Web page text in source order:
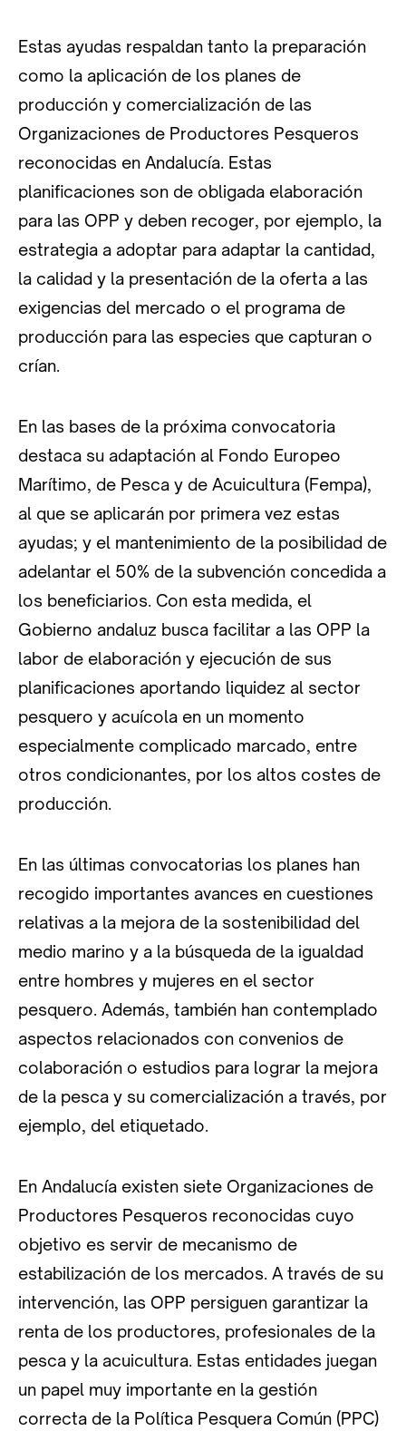
Estas ayudas respaldan tanto la preparación
como la aplicación de los planes de
producción y comercialización de las
Organizaciones de Productores Pesqueros
reconocidas en Andalucía. Estas
planificaciones son de obligada elaboración
para las OPP y deben recoger, por ejemplo, la
estrategia a adoptar para adaptar la cantidad,
la calidad y la presentación de la oferta a las
exigencias del mercado o el programa de
producción para las especies que capturan o
crían.
En las bases de la próxima convocatoria
destaca su adaptación al Fondo Europeo
Marítimo, de Pesca y de Acuicultura (Fempa),
al que se aplicarán por primera vez estas
ayudas; y el mantenimiento de la posibilidad de
adelantar el 50% de la subvención concedida a
los beneficiarios. Con esta medida, el
Gobierno andaluz busca facilitar a las OPP la
labor de elaboración y ejecución de sus
planificaciones aportando liquidez al sector
pesquero y acuícola en un momento
especialmente complicado marcado, entre
otros condicionantes, por los altos costes de
producción.
En las últimas convocatorias los planes han
recogido importantes avances en cuestiones
relativas a la mejora de la sostenibilidad del
medio marino y a la búsqueda de la igualdad
entre hombres y mujeres en el sector
pesquero. Además, también han contemplado
aspectos relacionados con convenios de
colaboración o estudios para lograr la mejora
de la pesca y su comercialización a través, por
ejemplo, del etiquetado.
En Andalucía existen siete Organizaciones de
Productores Pesqueros reconocidas cuyo
objetivo es servir de mecanismo de
estabilización de los mercados. A través de su
intervención, las OPP persiguen garantizar la
renta de los productores, profesionales de la
pesca y la acuicultura. Estas entidades juegan
un papel muy importante en la gestión
correcta de la Política Pesquera Común (PPC)